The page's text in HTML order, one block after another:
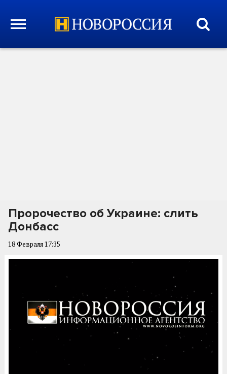
Пророчество об Украине: слить
Донбасс
18 Февраля 17:35